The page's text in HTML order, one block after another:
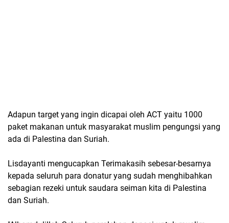
Adapun target yang ingin dicapai oleh ACT yaitu 1000
paket makanan untuk masyarakat muslim pengungsi yang
ada di Palestina dan Suriah.
Lisdayanti mengucapkan Terimakasih sebesar-besarnya
kepada seluruh para donatur yang sudah menghibahkan
sebagian rezeki untuk saudara seiman kita di Palestina
dan Suriah.